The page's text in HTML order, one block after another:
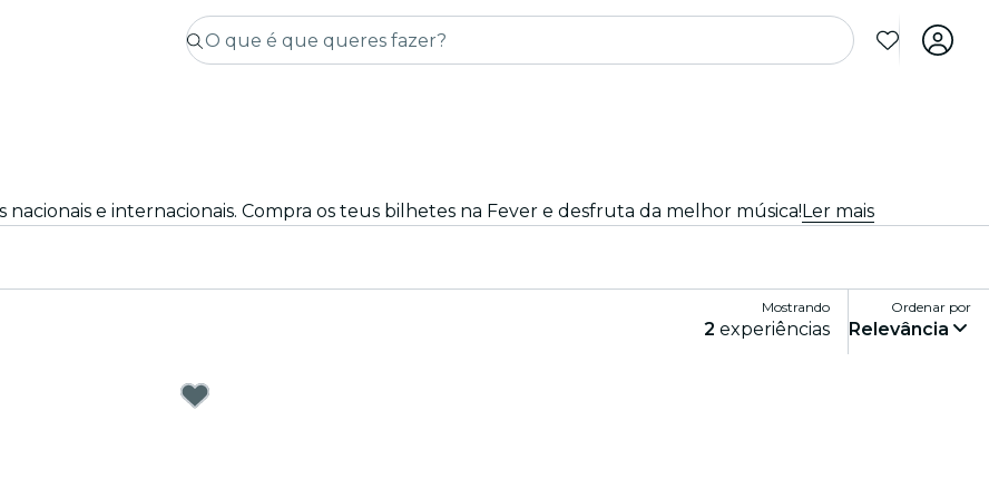
e internacionais. Compra os teus bilhetes na Fever e desfruta da melhor música!Ler mais
Mostrando
2 experiências
Ordenar por
Relevância